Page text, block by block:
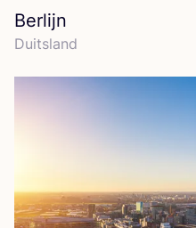
Berlijn
Duits­land